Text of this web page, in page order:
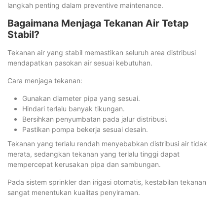
langkah penting dalam preventive maintenance.
Bagaimana Menjaga Tekanan Air Tetap
Stabil?
Tekanan air yang stabil memastikan seluruh area distribusi
mendapatkan pasokan air sesuai kebutuhan.
Cara menjaga tekanan:
Gunakan diameter pipa yang sesuai.
Hindari terlalu banyak tikungan.
Bersihkan penyumbatan pada jalur distribusi.
Pastikan pompa bekerja sesuai desain.
Tekanan yang terlalu rendah menyebabkan distribusi air tidak
merata, sedangkan tekanan yang terlalu tinggi dapat
mempercepat kerusakan pipa dan sambungan.
Pada sistem sprinkler dan irigasi otomatis, kestabilan tekanan
sangat menentukan kualitas penyiraman.